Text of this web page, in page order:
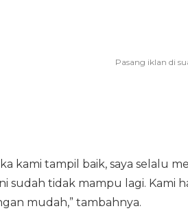
kami tampil baik, saya selalu
sudah tidak mampu lagi. Kami
mudah,” tambahnya.